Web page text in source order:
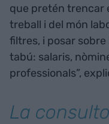
que pretén trencar
treball i del món
filtres, i posar
tabú: salaris,
professionals”,
La